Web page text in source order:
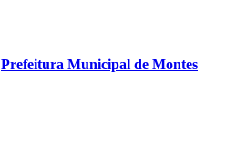
Prefeitura Municipal de Montes